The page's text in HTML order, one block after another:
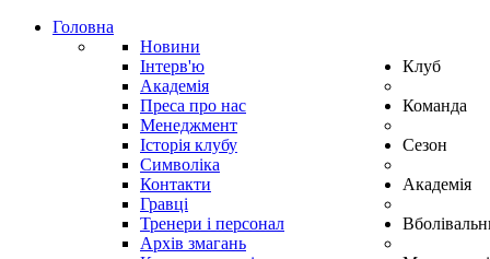
Головна
Новини
Інтерв'ю
Академія
Преса про нас
Клуб
Менеджмент
Історія клубу
Символіка
Контакти
Команда
Гравці
Тренери і персонал
Архів змагань
Сезон
Академія